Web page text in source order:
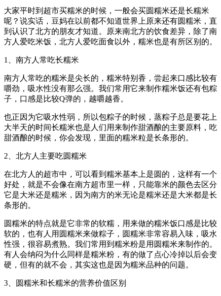
大家平时到超市买糯米的时候，一般会买圆糯米还是长糯米
呢？说实话，豆妈在以前都不知道世界上原来还有圆糯米，直
到认识了北方的朋友才知道。原来南北方的饮食差异，除了南
方人爱吃米饭，北方人爱吃面食以外，糯米也是有所区别的。
1、南方人常吃长糯米
南方人常吃的糯米是尖长的，糯米特别香，尝起来口感比较有
嚼劲，吸水性没有那么强。我们常用它来制作糯米饭还有包粽
子，口感是比较Q弹的，越嚼越香。
也正因为它吸水性弱，所以包粽子的时候，蒸粽子总是要花上
大半天的时间长糯米也是人们用来制作甜酒酿的主要原料，吃
甜酒酿的时候，你会发现，里面的糯米粒是长条形的。
2、北方人主要吃圆糯米
在北方人的超市中，可以看到糯米基本上是圆的，这样有一个
好处，就是不会像在南方超市里一样，只能靠米的颜色去区分
它是大米还是糯米，因为南方的米无论是糯米还是大米都是长
条形的。
圆糯米的特点就是它非常的软糯，用来做的糯米饭口感是比较
软的，也有人用圆糯米来做粽子，圆糯米非常容易入味，吸水
性强，很容易煮熟。我们常用到糯米粉是用圆糯米来制作的。
有人会纳闷为什么同样是糯米粉，有的做了点心冷掉以后会变
硬，但有的就不会，其实这也是因为糯米品种的问题。
3、圆糯米和长糯米的营养价值区别